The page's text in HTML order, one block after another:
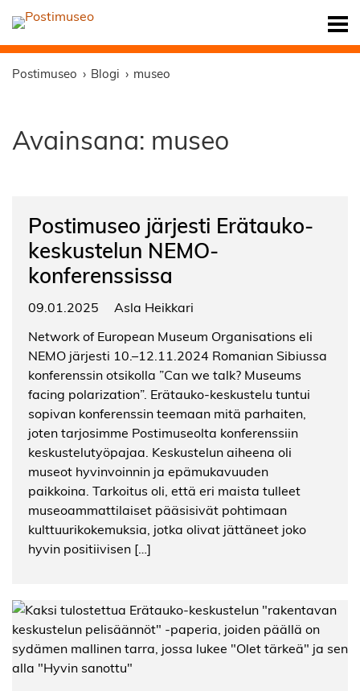
Postimuseo Blogi museo
Avainsana: museo
Postimuseo järjesti Erätauko-
keskustelun NEMO-
konferenssissa
09.01.2025
Asla Heikkari
Network of European Museum Organisations eli
NEMO järjesti 10.–12.11.2024 Romanian Sibiussa
konferenssin otsikolla ”Can we talk? Museums
facing polarization”. Erätauko-keskustelu tuntui
sopivan konferenssin teemaan mitä parhaiten,
joten tarjosimme Postimuseolta konferenssiin
keskustelutyöpajaa. Keskustelun aiheena oli
museot hyvinvoinnin ja epämukavuuden
paikkoina. Tarkoitus oli, että eri maista tulleet
museoammattilaiset pääsisivät pohtimaan
kulttuurikokemuksia, jotka olivat jättäneet joko
hyvin positiivisen […]